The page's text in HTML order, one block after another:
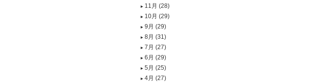
11月 (28)
10月 (29)
9月 (29)
8月 (31)
7月 (27)
6月 (29)
5月 (25)
4月 (27)